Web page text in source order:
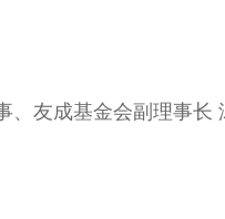
、友成基金会副理事长